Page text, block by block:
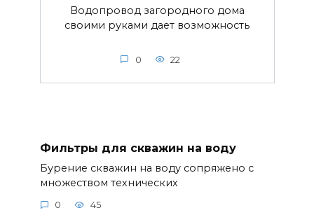
Водопровод загородного дома
своими руками дает возможность
0 22
Фильтры для скважин на воду
Бурение скважин на воду сопряжено с
множеством технических
0 45